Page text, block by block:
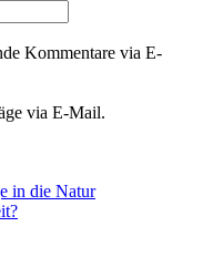
Kommentare via E-
via E-Mail.
in die Natur